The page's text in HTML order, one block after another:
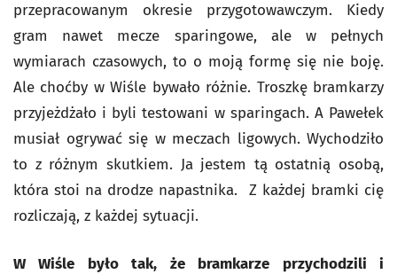
przepracowanym okresie przygotowawczym. Kiedy
gram nawet mecze sparingowe, ale w pełnych
wymiarach czasowych, to o moją formę się nie boję.
Ale choćby w Wiśle bywało różnie. Troszkę bramkarzy
przyjeżdżało i byli testowani w sparingach. A Pawełek
musiał ogrywać się w meczach ligowych. Wychodziło
to z różnym skutkiem. Ja jestem tą ostatnią osobą,
która stoi na drodze napastnika. Z każdej bramki cię
rozliczają, z każdej sytuacji.
W Wiśle było tak, że bramkarze przychodzili i